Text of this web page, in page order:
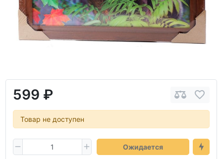
599 ₽
Товар не доступен
Ожидается